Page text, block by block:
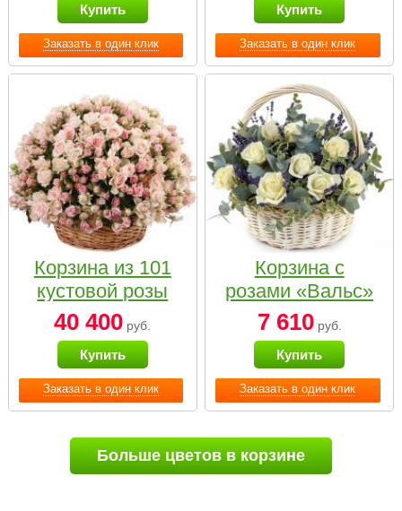
Заказать в один клик
Купить
Заказать в один клик
Купить
Заказать в один клик
Корзина из 101
кустовой розы
нежных тонов
40 400 руб.
Купить
Заказать в один клик
Корзина с
розами «Вальс»
7 610руб.
Купить
Больше цветов в корзине